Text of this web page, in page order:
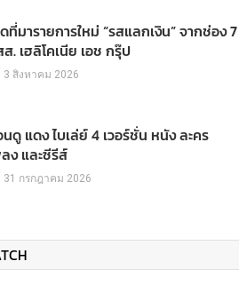
ที่มารายการใหม่ “รสแลกเงิน” จากช่อง 7
. เฮลิโคเนีย เอช กรุ๊ป
3 สิงหาคม 2026
ดู แดง ไบเล่ย์ 4 เวอร์ชั่น หนัง ละคร
ง และซีรีส์
31 กรกฎาคม 2026